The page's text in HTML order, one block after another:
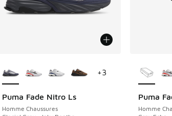
Puma Fade Nitro Ls
Homme Chaussures
NOUVEAU
+3
Puma
Homme
NOUVEAU